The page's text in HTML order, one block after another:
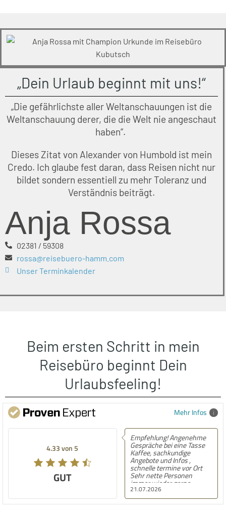
„Dein Urlaub beginnt mit uns!“
„Die gefährlichste aller Weltanschauungen ist die
Weltanschauung derer, die die Welt nie angeschaut
haben“.
Dieses Zitat von Alexander von Humbold ist mein
Credo. Ich glaube fest daran, dass Reisen nicht nur
bildet sondern essentiell zu mehr Toleranz und
Verständnis beiträgt.
Anja Rossa
02381 / 59308
rossa@reisebuero-hamm.com
Unser Terminkalender​
Beim ersten Schritt in mein
Reisebüro beginnt Dein
Urlaubsfeeling!
Mehr Infos
4.33 von 5
GUT
21.07.2026
Empfehlung! Angenehme
Gespräche bei eine Tasse
Kaffee, sachkundige
Angebote und Infos ,
schnelle termine vor Ort
Sehr nette Personen
immer wieder gerne